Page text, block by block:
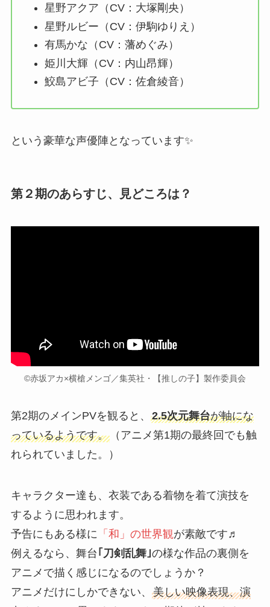
星野アクア（CV：大塚剛央）
星野ルビー（CV：伊駒ゆりえ）
有馬かな（CV：藩めぐみ）
姫川大輝（CV：内山昂輝）
鮫島アビ子（CV：佐倉綾音）
という豪華な声優陣となっています✨
第２期のあらすじ、見どころは？
©赤坂アカ×横槍メンゴ／集英社・【推しの子】製作委員会
第2期のメインPVを観ると、 2.5次元舞台が軸にな
っているようです。（アニメ第1期の最終回でも触
れられていました。）
キャラクター達も、衣装である着物を着て演技を
するように思われます。
予告にもある様に 「和」の世界観が素敵です♬
例えるなら、舞台 ｢刀剣乱舞｣の様な作品の裏側を
アニメで描く感じになるのでしょうか？
アニメだけにしかできない、 美しい映像表現、演